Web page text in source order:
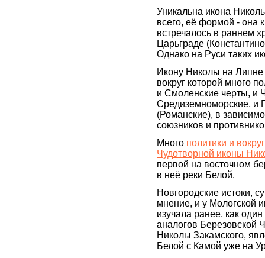
Уникальна икона
всего, её формой - она
встречалось в раннем
Царьграде
Однако на Руси таких
Икону Николы на
вокруг которой много
и Смоленские черты, и
Средиземноморские, и
(Романские), в
союзников и
Много политики и
Чудотворной иконы
первой на восточном
в неё реки Белой.
Новгородские истоки,
мнение, и у Мологской
изучала ранее, как
аналогов Березовской
Николы Закамского,
Белой с Камой уже на